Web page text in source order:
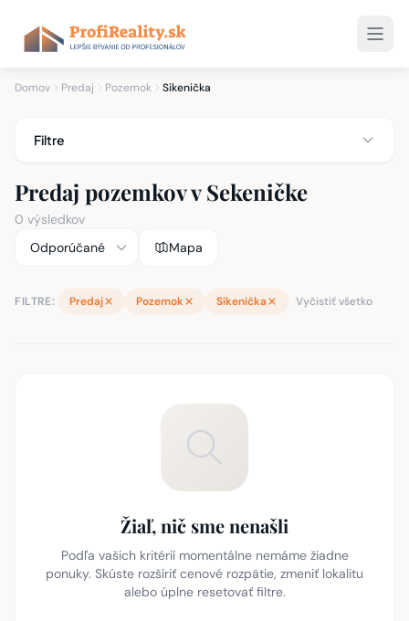
Domov Predaj Pozemok Sikenička
Filtre
Predaj pozemkov v Sekeničke
0 výsledkov
Mapa
FILTRE: Predaj Pozemok Sikenička Vyčistiť všetko
Žiaľ, nič sme nenašli
Podľa vašich kritérií momentálne nemáme žiadne
ponuky. Skúste rozšíriť cenové rozpätie, zmeniť lokalitu
alebo úplne resetovať filtre.